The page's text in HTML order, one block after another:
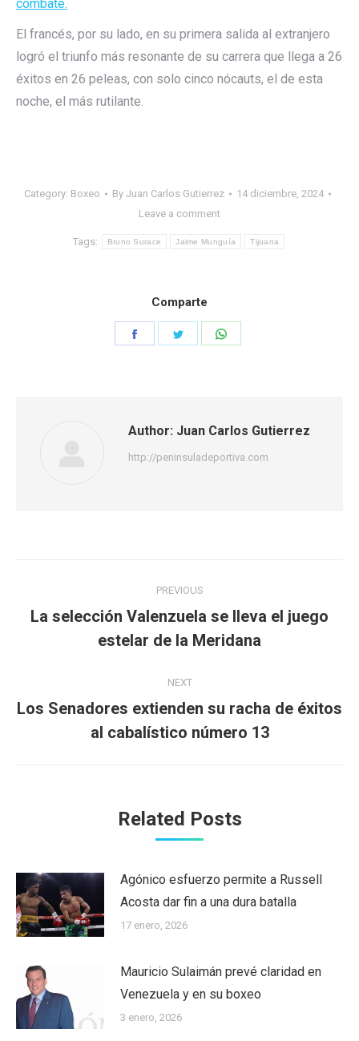
combate.
El francés, por su lado, en su primera salida al extranjero
logró el triunfo más resonante de su carrera que llega a 26
éxitos en 26 peleas, con solo cinco nócauts, el de esta
noche, el más rutilante.
Category: Boxeo By Juan Carlos Gutierrez
14 diciembre, 2024
Leave a comment
Tags: Bruno Surace Jaime Munguía Tijuana
Comparte
Share
Author: Juan Carlos Gutierrez
http://peninsuladeportiva.com
navigation
PREVIOUS
Previous
post:
La selección Valenzuela se lleva el juego
estelar de la Meridana
NEXT
Next
post:
Los Senadores extienden su racha de éxitos
al cabalístico número 13
Related Posts
Agónico esfuerzo permite a Russell
Acosta dar fin a una dura batalla
17 enero, 2026
Mauricio Sulaimán prevé claridad en
Venezuela y en su boxeo
3 enero, 2026